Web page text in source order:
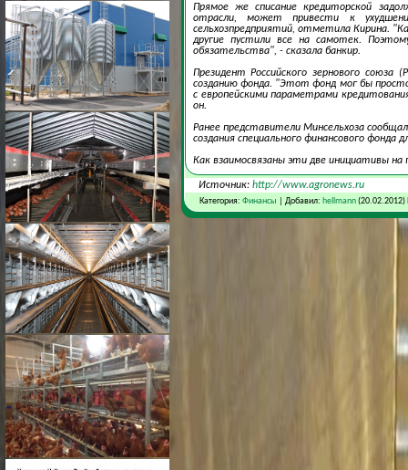
Прямое же списание кредиторской
отрасли, может привести к
сельхозпредприятий, отметила Кирина.
другие пустили все на самотек.
обязательства", - сказала банкир.
Президент Российского зернового
созданию фонда. "Этот фонд мог бы
с европейскими параметрами
он.
Ранее представители Минсельхоза
создания специального финансового фонда
Как взаимосвязаны эти две инициативы на
Источник: http://www.agronews.ru
Категория: Финансы | Добавил: hellmann(20.02.2012)